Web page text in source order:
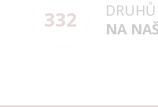
332
NA